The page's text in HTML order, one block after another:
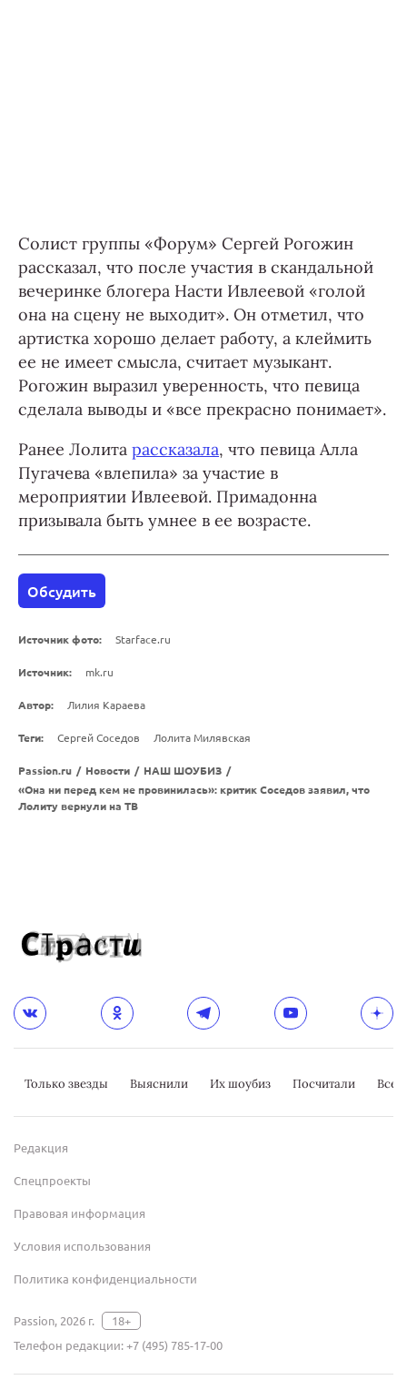
Солист группы «Форум» Сергей Рогожин
рассказал, что после участия в скандальной
вечеринке блогера Насти Ивлеевой «голой
она на сцену не выходит». Он отметил, что
артистка хорошо делает работу, а клеймить
ее не имеет смысла, считает музыкант.
Рогожин выразил уверенность, что певица
сделала выводы и «все прекрасно понимает».
Ранее Лолита рассказала, что певица Алла
Пугачева «влепила» за участие в
мероприятии Ивлеевой. Примадонна
призывала быть умнее в ее возрасте.
Обсудить
Источник фото: Starface.ru
Источник: mk.ru
Автор: Лилия Караева
Теги: Сергей Соседов Лолита Милявская
Passion.ru / Новости / НАШ ШОУБИЗ /
«Она ни перед кем не провинилась»: критик Соседов заявил, что
Лолиту вернули на ТВ
Только звезды Выяснили Их шоубиз Посчитали
Редакция
Спецпроекты
Правовая информация
Условия использования
Политика конфиденциальности
Passion, 2026 г.
18+
Телефон редакции:+7 (495) 785-17-00